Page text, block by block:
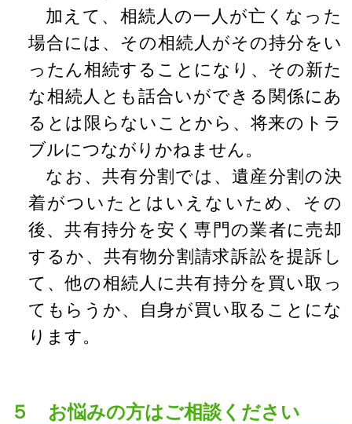
加えて、相続人の一人が亡くなった
場合には、その相続人がその持分をい
ったん相続することになり、その新た
な相続人とも話合いができる関係にあ
るとは限らないことから、将来のトラ
ブルにつながりかねません。
なお、共有分割では、遺産分割の決
着がついたとはいえないため、その
後、共有持分を安く専門の業者に売却
するか、共有物分割請求訴訟を提訴し
て、他の相続人に共有持分を買い取っ
てもらうか、自身が買い取ることにな
ります。
５ お悩みの方はご相談ください